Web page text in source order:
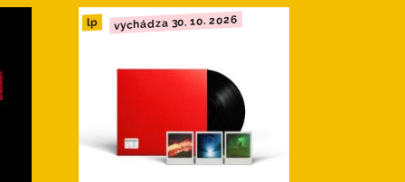
lp vychádza 30. 10. 2026